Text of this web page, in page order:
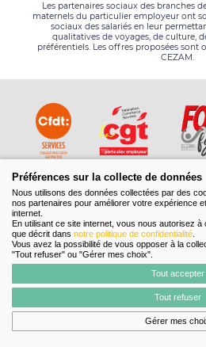
Les partenaires sociaux des branches
maternels du particulier employeur ont
sociaux des salariés en leur
qualitatives de voyages, de culture,
préférentiels. Les offres proposées sont
CEZAM.
Contact
Préférences sur la collecte de données
Nous utilisons des données collectées par des
nos partenaires pour améliorer votre expérience
internet.
En utilisant ce site internet, vous nous autorisez
que décrit dans notre politique de confidentialité
Vous avez la possibilité de vous opposer à la
"Tout refuser" ou "Gérer mes choix".
Tout accepter
Tout refuser
Gérer mes